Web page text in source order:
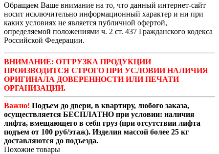
Обращаем Ваше внимание на то, что данный интернет-сайт
носит исключительно информационный характер и ни при
каких условиях не является публичной офертой,
определяемой положениями ч. 2 ст. 437 Гражданского кодекса
Российской Федерации.
ВНИМАНИЕ: ОТГРУЗКА ПРОДУКЦИИ
ПРОИЗВОДИТСЯ СТРОГО ПРИ УСЛОВИИ НАЛИЧИЯ
ОРИГИНАЛА ДОВЕРЕННОСТИ ИЛИ ПЕЧАТИ
ОРГАНИЗАЦИИ.
Важно! Подъем до двери, в квартиру, любого заказа,
осуществляется БЕСПЛАТНО при условии: наличия
лифта, вмещающего в себя груз (при отсутствии лифта
подъем от 100 руб/этаж). Изделия массой более 25 кг
доставляются до подъезда.
Похожие товары